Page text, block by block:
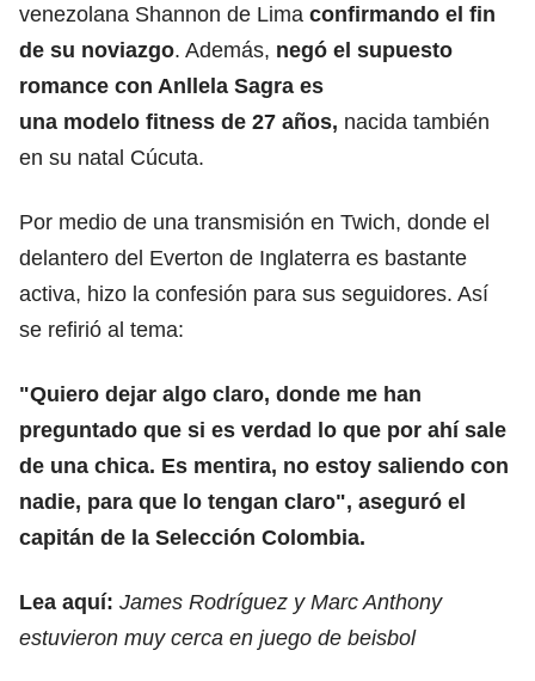
venezolana Shannon de Lima confirmando el fin
de su noviazgo. Además, negó el supuesto
romance con Anllela Sagra es
una modelo fitness de 27 años, nacida también
en su natal Cúcuta.
Por medio de una transmisión en Twich, donde el
delantero del Everton de Inglaterra es bastante
activa, hizo la confesión para sus seguidores. Así
se refirió al tema:
"Quiero dejar algo claro, donde me han
preguntado que si es verdad lo que por ahí sale
de una chica. Es mentira, no estoy saliendo con
nadie, para que lo tengan claro", aseguró el
capitán de la Selección Colombia.
Lea aquí: James Rodríguez y Marc Anthony
estuvieron muy cerca en juego de beisbol